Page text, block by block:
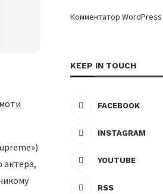
актера,
Комментатор WordPress
KEEP IN TOUCH
FACEBOOK
INSTAGRAM
YOUTUBE
RSS